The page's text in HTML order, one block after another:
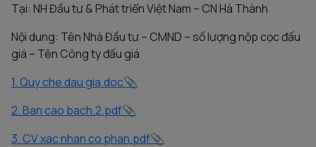
Tại: NH Đầu tư & Phát triển Việt Nam – CN Hà Thành
Nội dung: Tên Nhà Đầu tư – CMND – số lượng nộp cọc đấu
giá – Tên Công ty đấu giá
1. Quy che dau gia.doc
2. Ban cao bach.2.pdf
3. CV xac nhan co phan.pdf